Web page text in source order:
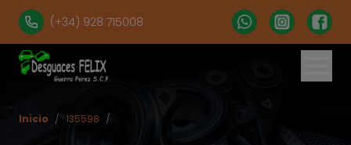
(+34) 928 715008
Inicio / 135598 /